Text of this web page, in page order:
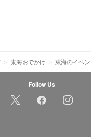
東海おでかけ 東海のイベン
Follow Us